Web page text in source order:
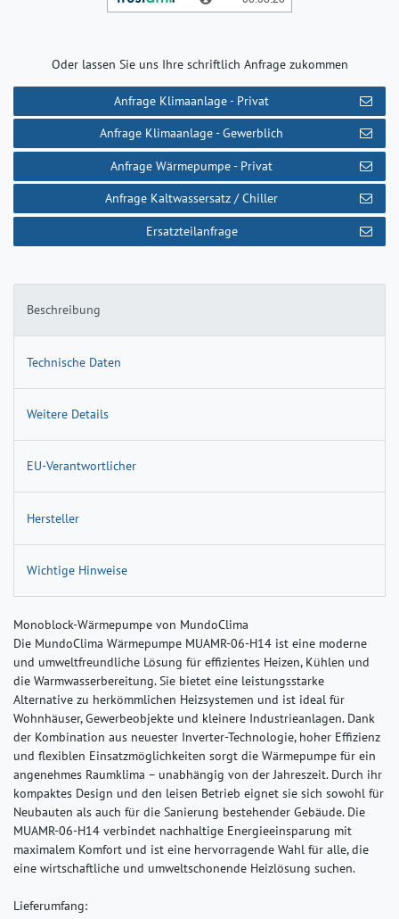
Beschreibung
Technische Daten
Weitere Details
EU-Verantwortlicher
Hersteller
Wichtige Hinweise
Monoblock-Wärmepumpe von MundoClima
Die MundoClima Wärmepumpe MUAMR-06-H14 ist eine moderne
und umweltfreundliche Lösung für effizientes Heizen, Kühlen und
die Warmwasserbereitung. Sie bietet eine leistungsstarke
Alternative zu herkömmlichen Heizsystemen und ist ideal für
Wohnhäuser, Gewerbeobjekte und kleinere Industrieanlagen. Dank
der Kombination aus neuester Inverter-Technologie, hoher Effizienz
und flexiblen Einsatzmöglichkeiten sorgt die Wärmepumpe für ein
angenehmes Raumklima – unabhängig von der Jahreszeit. Durch ihr
kompaktes Design und den leisen Betrieb eignet sie sich sowohl für
Neubauten als auch für die Sanierung bestehender Gebäude. Die
MUAMR-06-H14 verbindet nachhaltige Energieeinsparung mit
maximalem Komfort und ist eine hervorragende Wahl für alle, die
eine wirtschaftliche und umweltschonende Heizlösung suchen.
Lieferumfang:
Oder lassen Sie uns Ihre schriftlich Anfrage zukommen
Anfrage Klimaanlage - Privat
Anfrage Klimaanlage - Gewerblich
Anfrage Wärmepumpe - Privat
Anfrage Kaltwassersatz / Chiller
Ersatzteilanfrage